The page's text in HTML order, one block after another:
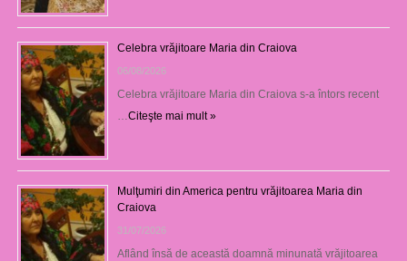
Celebra vrăjitoare Maria din Craiova
06/08/2026
Celebra vrăjitoare Maria din Craiova s-a întors recent
Citeşte mai mult »
Mulţumiri din America pentru vrăjitoarea Maria din
Craiova
31/07/2026
Aflând însă de această doamnă minunată vrăjitoarea